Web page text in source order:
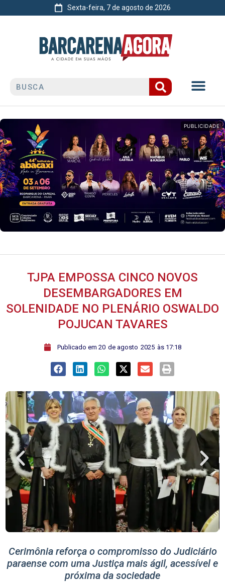
Sexta-feira, 7 de agosto de 2026
PUBLICIDADE
TJPA EMPOSSA CINCO NOVOS
DESEMBARGADORES EM
SOLENIDADE NO PLENÁRIO OSWALDO
POJUCAN TAVARES
ﾠPublicado em 20 de agosto 2025 às 17:18
Cerimônia reforça o compromisso do Judiciário
paraense com uma Justiça mais ágil, acessível e
próxima da sociedade